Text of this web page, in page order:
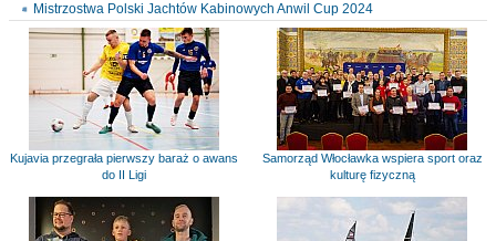
Mistrzostwa Polski Jachtów Kabinowych Anwil Cup 2024
Kujavia przegrała pierwszy baraż o awans
do II Ligi
Samorząd Włocławka wspiera sport oraz
kulturę fizyczną